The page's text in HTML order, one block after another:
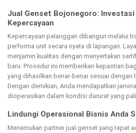
Jual Genset Bojonegoro: Investasi
Kepercayaan
Kepercayaan pelanggan dibangun melalui
performa unit secara nyata di lapangan.
menjamin kualitas dengan menyertakan
baru. Prosedur ini memberikan kepastian
yang dihasilkan benar-benar sesuai dengan
Dengan demikian, Anda mendapatkan
dioperasikan dalam kondisi darurat yang
Lindungi Operasional Bisnis Anda
Menemukan partner jual genset yang tepat